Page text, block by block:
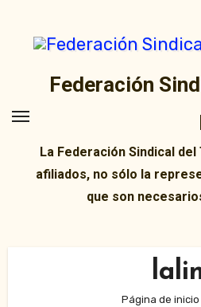
contenido
Federación
La Federación Sindical
afiliados, no sólo la
que son
Página de inicio